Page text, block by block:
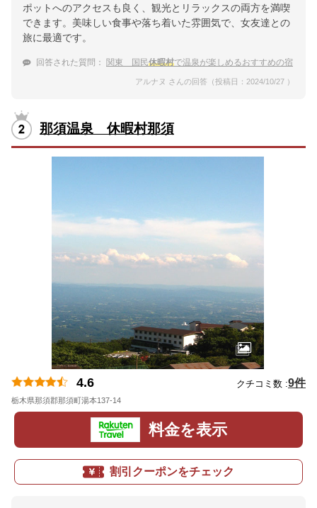
ポットへのアクセスも良く、観光とリラックスの両方を満喫
できます。美味しい食事や落ち着いた雰囲気で、女友達との
旅に最適です。
回答された質問： 関東 国民休暇村で温泉が楽しめるおすすめの宿
アルナヌ さんの回答（投稿日：2024/10/27 ）
那須温泉 休暇村那須
4.6 クチコミ数 :9件
栃木県那須郡那須町湯本137-14
料金を表示
割引クーポンをチェック